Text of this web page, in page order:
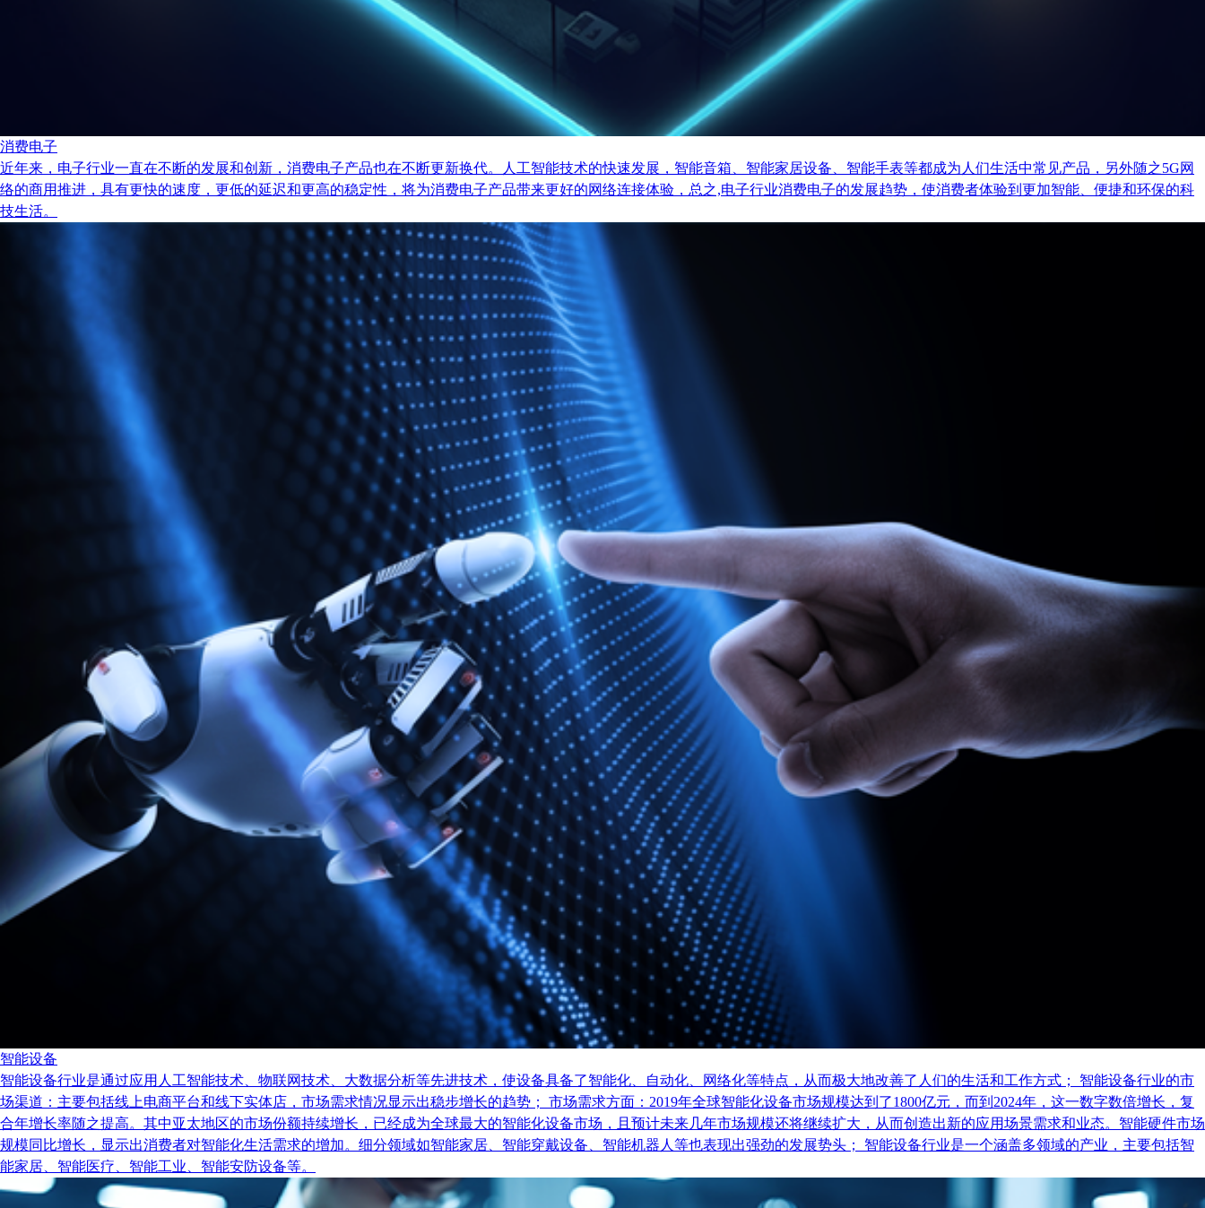
消费电子
近年来，电子行业一直在不断的发展和创新，消费电子产品也在不断更新换代。人工智能技术的快速发展，智能音箱、智能家居设备、智能手表等都成为人们生活中常见产品，另外随之5G网
络的商用推进，具有更快的速度，更低的延迟和更高的稳定性，将为消费电子产品带来更好的网络连接体验，总之,电子行业消费电子的发展趋势，使消费者体验到更加智能、便捷和环保的科
技生活。
智能设备
智能设备行业是通过应用人工智能技术、物联网技术、大数据分析等先进技术，使设备具备了智能化、自动化、网络化等特点，从而极大地改善了人们的生活和工作方式； 智能设备行业的市
场渠道：主要包括线上电商平台和线下实体店，市场需求情况显示出稳步增长的趋势； 市场需求方面：2019年全球智能化设备市场规模达到了1800亿元，而到2024年，这一数字数倍增长，复
合年增长率随之提高。其中亚太地区的市场份额持续增长，已经成为全球最大的智能化设备市场，且预计未来几年市场规模还将继续扩大，从而创造出新的应用场景需求和业态。智能硬件市场
规模同比增长，显示出消费者对智能化生活需求的增加。细分领域如智能家居、智能穿戴设备、智能机器人等也表现出强劲的发展势头； 智能设备行业是一个涵盖多领域的产业，主要包括智
能家居、智能医疗、智能工业、智能安防设备等。